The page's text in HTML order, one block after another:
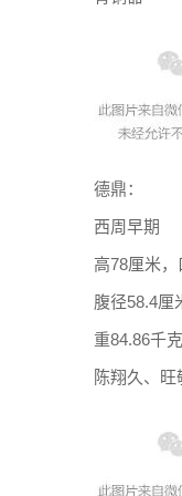
德鼎：
西周早期
高78厘米
腹径58.4厘
重84.86千克
陈翔久、